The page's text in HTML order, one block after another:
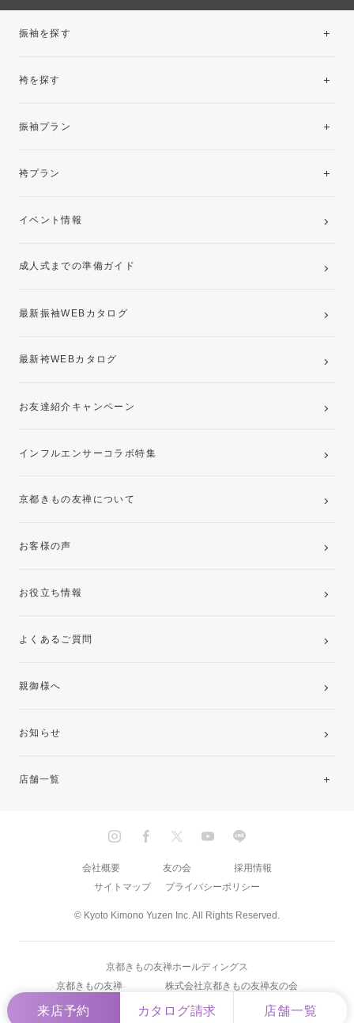
来店予約 カタログ請求 店舗一覧
振袖を探す
袴を探す
振袖プラン
レンタルプラン
袴プラン
卒業袴レンタルプラン
イベント情報
成人式までの準備ガイド
最新振袖WEBカタログ
最新袴WEBカタログ
お友達紹介キャンペーン
インフルエンサーコラボ特集
京都きもの友禅について
お客様の声
お役立ち情報
よくあるご質問
親御様へ
お知らせ
店舗一覧
九州
© Kyoto Kimono Yuzen Inc. All Rights Reserved.
会社概要 友の会
採用情報
サイトマップ
プライバシーポリシー
京都きもの友禅ホールディングス
京都きもの友禅
株式会社京都きもの友禅友の会